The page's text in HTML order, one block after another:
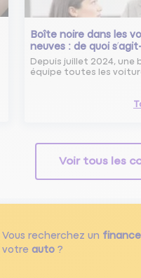
Boîte noire dans les
neuves : de quoi
Depuis juillet 2024, une
équipe toutes les
Voir tous les
Vous recherchez un
votre auto?